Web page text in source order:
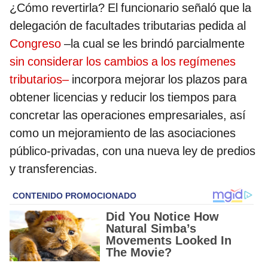
¿Cómo revertirla? El funcionario señaló que la
delegación de facultades tributarias pedida al
Congreso –la cual se les brindó parcialmente
sin considerar los cambios a los regímenes
tributarios–incorpora mejorar los plazos para
obtener licencias y reducir los tiempos para
concretar las operaciones empresariales, así
como un mejoramiento de las asociaciones
público-privadas, con una nueva ley de predios
y transferencias.